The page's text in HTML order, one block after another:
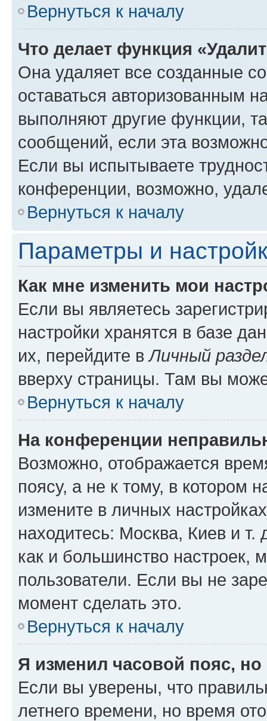
Вернуться к началу
Что делает функция
Она удаляет все созданные
оставаться авторизованным
выполняют другие функции,
сообщений, если эта
Если вы испытываете
конференции, возможно,
Вернуться к началу
Параметры и
Как мне изменить мои
Если вы являетесь
настройки хранятся в базе
их, перейдите вЛичный
вверху страницы. Там вы
Вернуться к началу
На конференции
Возможно, отображается
поясу, а не к тому, в котором
измените в личных
находитесь: Москва, Киев и т.
как и большинство настроек,
пользователи. Если вы не
момент сделать это.
Вернуться к началу
Я изменил часовой пояс,
Если вы уверены, что
летнего времени, но время